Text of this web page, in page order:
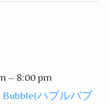
– 8:00 pm
ハブルバブ